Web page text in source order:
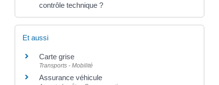
contrôle technique ?
Et aussi
Carte grise
Transports - Mobilité
Assurance véhicule